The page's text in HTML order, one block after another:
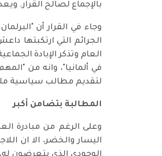
بالإجماع لصالح القرار.
وجاء في القرار أن
الجرائم التي ارتكبتها
العام وتذكر الإبادة
في ألمانيا"، وانه من
لتقديم مطالب سياسية
المطالبة بتضامن أكبر
وعلى الرغم من مبادرة
اليسار والخضر، الا ان